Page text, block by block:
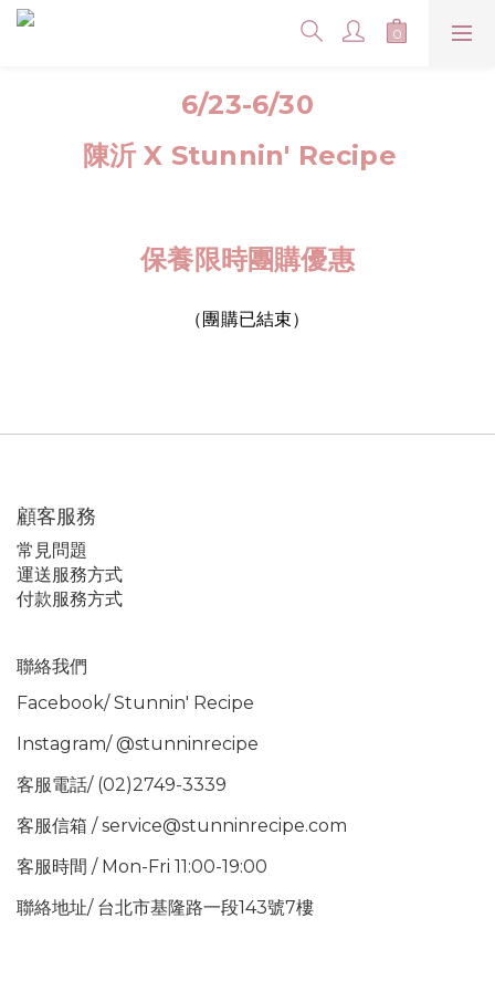
6/23-6/30
陳沂 X Stunnin' Recipe
保養限時團購優惠
（團購已結束）
顧客服務
常見問題
運送服務方式
付款服務方式
聯絡我們
Facebook/ Stunnin' Recipe
Instagram/ @stunninrecipe
客服電話/ (02)2749-3339
客服信箱 / service@stunninrecipe.com
客服時間 / Mon-Fri 11:00-19:00
聯絡地址/ 台北市基隆路一段143號7樓